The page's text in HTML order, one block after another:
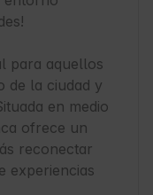
para aquellos
de la ciudad y
en medio
ofrece un
reconectar
experiencias